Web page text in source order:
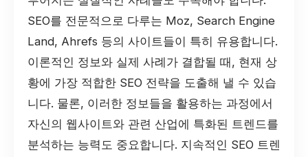
SEO를 전문적으로 다루는 Moz, Search Engine
Land, Ahrefs 등의 사이트들이 특히 유용합니다.
이론적인 정보와 실제 사례가 결합될 때, 현재 상
황에 가장 적합한 SEO 전략을 도출해 낼 수 있습
니다. 물론, 이러한 정보들을 활용하는 과정에서
자신의 웹사이트와 관련 산업에 특화된 트렌드를
분석하는 능력도 중요합니다. 지속적인 SEO 트렌